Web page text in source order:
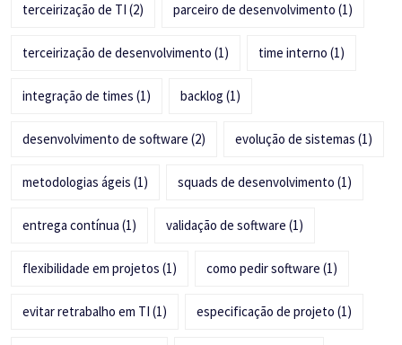
terceirização de TI (2) parceiro de desenvolvimento (1)
terceirização de desenvolvimento (1) time interno (1)
integração de times (1) backlog (1)
desenvolvimento de software (2) evolução de sistemas (1)
metodologias ágeis (1) squads de desenvolvimento (1)
entrega contínua (1) validação de software (1)
flexibilidade em projetos (1) como pedir software (1)
evitar retrabalho em TI (1) especificação de projeto (1)